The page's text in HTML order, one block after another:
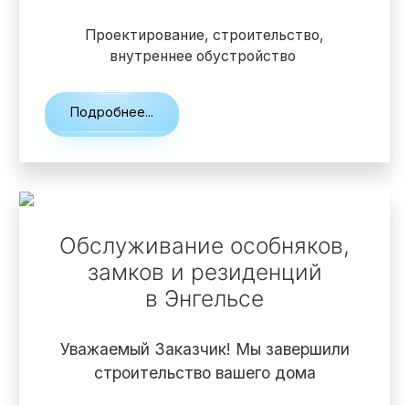
Проектирование, строительство,
внутреннее обустройство
Подробнее...
Обслуживание особняков,
замков и резиденций
в Энгельсе
Уважаемый Заказчик! Мы завершили
строительство вашего дома